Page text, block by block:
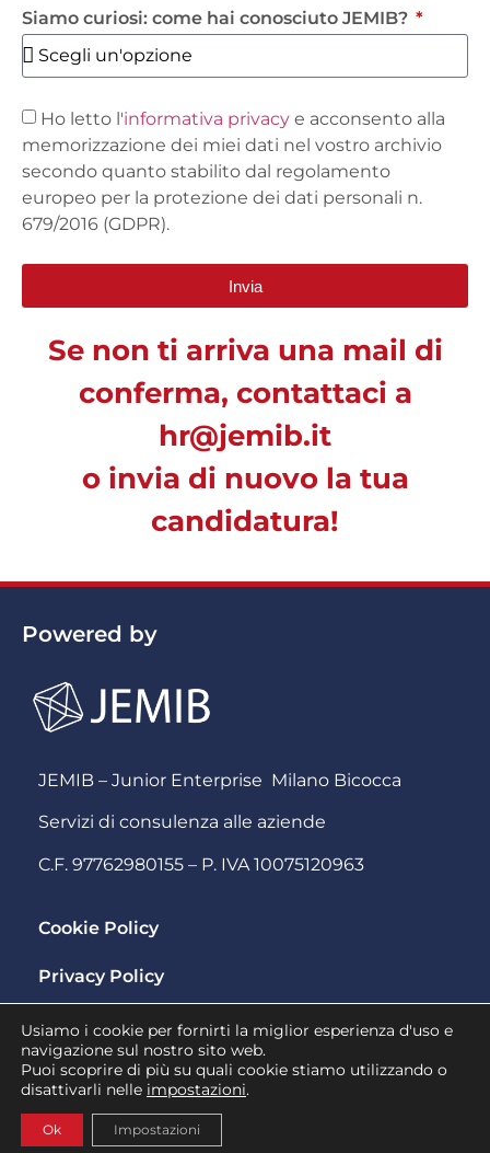
Siamo curiosi: come hai conosciuto JEMIB?
Ho letto l'informativa privacy e acconsento alla
memorizzazione dei miei dati nel vostro archivio
secondo quanto stabilito dal regolamento
europeo per la protezione dei dati personali n.
679/2016 (GDPR).
Invia
Se non ti arriva una mail di
conferma, contattaci a
hr@jemib.it
o invia di nuovo la tua
candidatura!
Powered by
JEMIB – Junior Enterprise Milano Bicocca
Servizi di consulenza alle aziende
C.F. 97762980155 – P. IVA 10075120963
Cookie Policy
Privacy Policy
Piazza dell'Ateneo Nuovo 1, 20126, Milano
info@jemib.it
Usiamo i cookie per fornirti la miglior esperienza d'uso e
navigazione sul nostro sito web.
Puoi scoprire di più su quali cookie stiamo utilizzando o
disattivarli nelle impostazioni.
Ok Impostazioni